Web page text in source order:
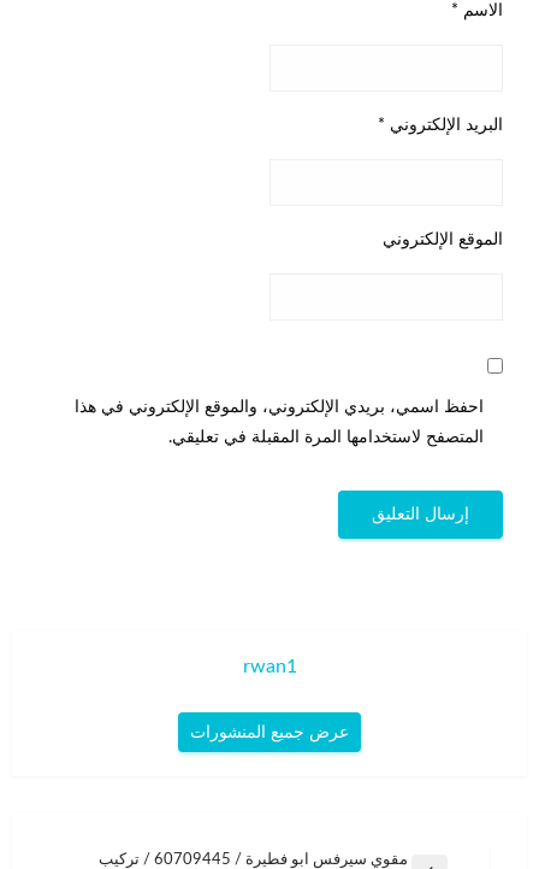
الاسم *
البريد الإلكتروني *
الموقع الإلكتروني
احفظ اسمي، بريدي الإلكتروني، والموقع الإلكتروني في هذا
المتصفح لاستخدامها المرة المقبلة في تعليقي.
rwan1
عرض جميع المنشورات
مقوي سيرفس ابو فطيرة / 60709445 / تركيب